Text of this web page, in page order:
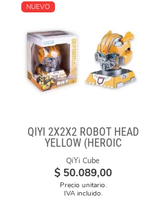
NUEVO
QIYI 2X2X2 ROBOT HEAD
YELLOW (HEROIC
LEADER)
QiYi Cube
$ 50.089,00
Precio unitario.
IVA incluido.